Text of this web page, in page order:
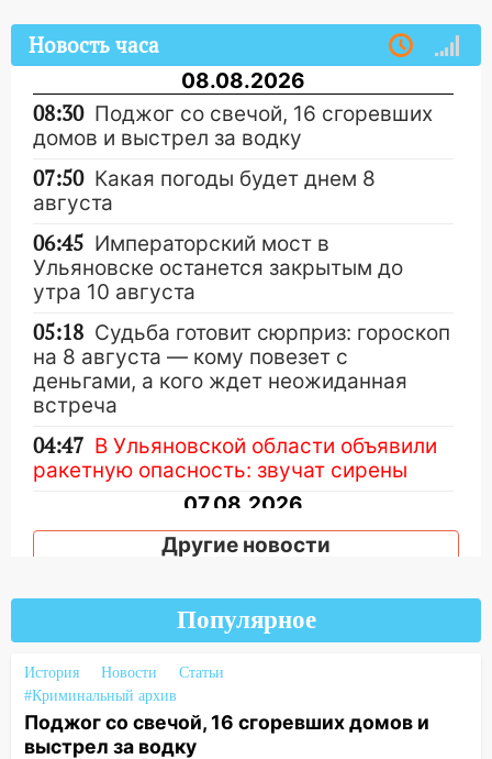
Новость часа
08.08.2026
08:30 Поджог со свечой, 16 сгоревших
домов и выстрел за водку
07:50 Какая погоды будет днем 8
августа
06:45 Императорский мост в
Ульяновске останется закрытым до
утра 10 августа
05:18 Судьба готовит сюрприз: гороскоп
на 8 августа — кому повезет с
деньгами, а кого ждет неожиданная
встреча
04:47 В Ульяновской области объявили
ракетную опасность: звучат сирены
07.08.2026
20:40 Ульяновские аграрии смогут
купить тракторы с отсрочкой платежа
В следственном управлении
состоялось торжественное
мероприятие, приуроченное к
празднованию Дня сотрудника органов
следствия Российской Федерации
Другие новости
Популярное
История Новости
Статьи
#Криминальный архив
Поджог со свечой, 16 сгоревших домов и
выстрел за водку